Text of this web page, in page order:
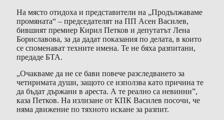
На място отидоха и представители на „Продължаваме
промяната“ – председателят на ПП Асен Василев,
бившият премиер Кирил Петков и депутатът Лена
Бориславова, за да дадат показания по делата, в които
се споменават техните имена. Те не бяха разпитани,
предаде БТА.
„Очакваме да не се бави повече разследването за
четиримата души, защото се използва като причина те
да бъдат държани в ареста. А те реално са невинни”,
каза Петков. На излизане от КПК Василев посочи, че
няма движение по тяхното искане за разпит.